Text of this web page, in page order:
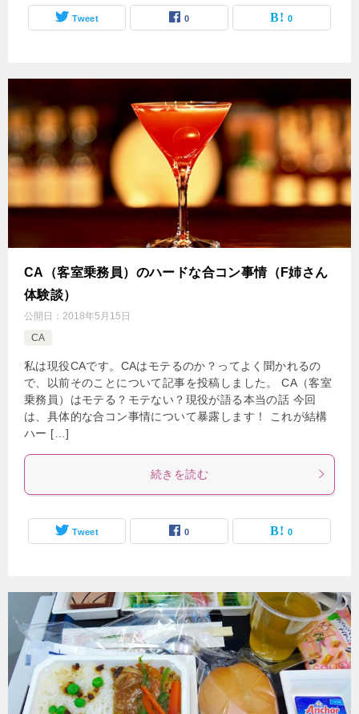
Tweet 0 0
CA（客室乗務員）のハードな合コン事情（F姉さん
体験談）
公開日： 2018年5月15日
CA
私は現役CAです。CAはモテるのか？ってよく聞かれるの
で、以前そのことについて記事を投稿しました。 CA（客室
乗務員）はモテる？モテない？現役が語る本当の話 今回
は、具体的な合コン事情について暴露します！ これが結構
ハー […]
続きを読む
Tweet 0 0